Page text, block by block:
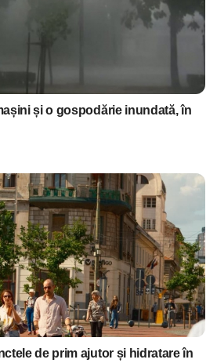
și o gospodărie inundată, în
de prim ajutor și hidratare în